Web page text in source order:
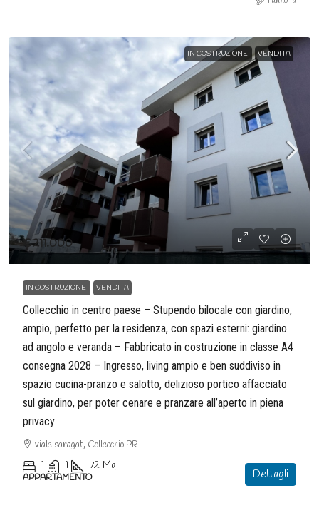
IN COSTRUZIONE VENDITA
€211.000
IN COSTRUZIONE VENDITA
Collecchio in centro paese – Stupendo bilocale con giardino,
ampio, perfetto per la residenza, con spazi esterni: giardino
ad angolo e veranda – Fabbricato in costruzione in classe A4
consegna 2028 – Ingresso, living ampio e ben suddiviso in
spazio cucina-pranzo e salotto, delizioso portico affacciato
sul giardino, per poter cenare e pranzare all’aperto in piena
privacy
viale saragat, Collecchio PR
1 1 72 Mq
APPARTAMENTO Dettagli